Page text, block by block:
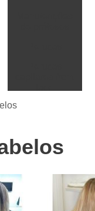
Próteses
Próteses de